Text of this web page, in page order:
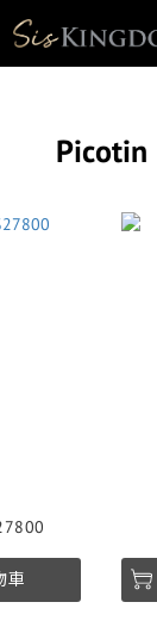
Picotin
車